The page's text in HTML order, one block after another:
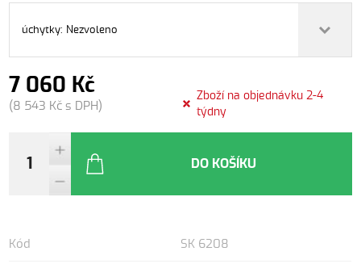
úchytky: Nezvoleno
7 060 Kč
(8 543 Kč s DPH)
Zboží na objednávku 2-4
týdny
DO KOŠÍKU
Kód SK 6208